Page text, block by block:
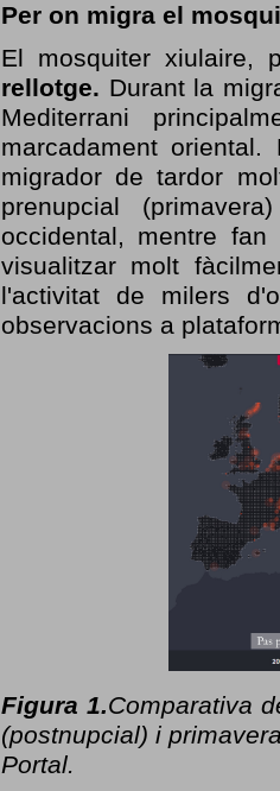
Per on migra el
El mosquiter xiulaire,
rellotge. Durant la
Mediterrani
marcadament
migrador de tardor
prenupcial
occidental, mentre
visualitzar molt
l'activitat de milers
observacions a
Figura 1.Comparativa
(postnupcial) i
Portal.